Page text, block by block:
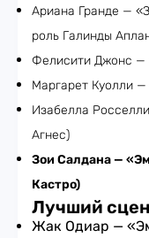
Ариана Гранде —
роль Галинды
Фелисити Джонс —
Маргарет Куолли
Изабелла
Агнес)
Зои Салдана —
Кастро)
Лучший
Жак Одиар —